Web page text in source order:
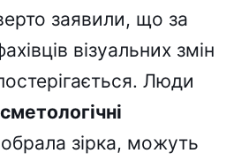
заявили, що за
візуальних змін
Люди
обрала зірка, можуть